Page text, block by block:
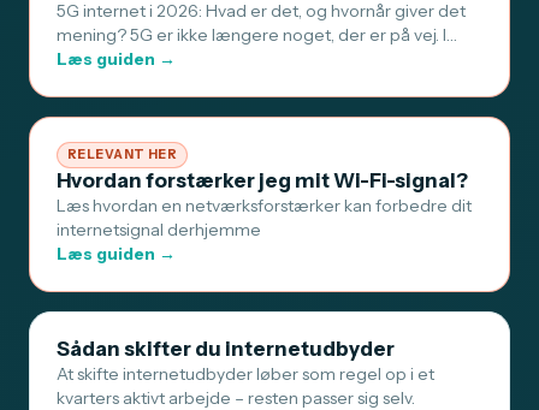
5G internet i 2026: Hvad er det, og hvornår giver det
mening? 5G er ikke længere noget, der er på vej. I…
Læs guiden →
RELEVANT HER
Hvordan forstærker jeg mit Wi-Fi-signal?
Læs hvordan en netværksforstærker kan forbedre dit
internetsignal derhjemme
Læs guiden →
Sådan skifter du internetudbyder
At skifte internetudbyder løber som regel op i et
kvarters aktivt arbejde – resten passer sig selv.